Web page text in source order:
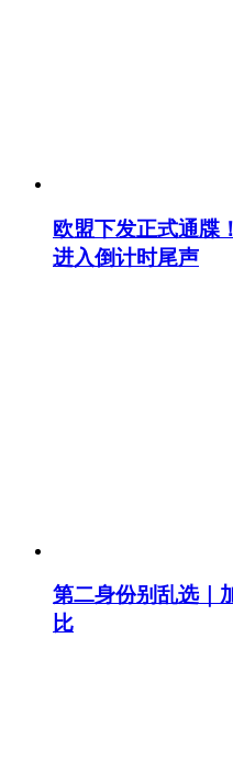
欧盟下发正式通牒
进入倒计时尾声
第二身份别乱选｜
比